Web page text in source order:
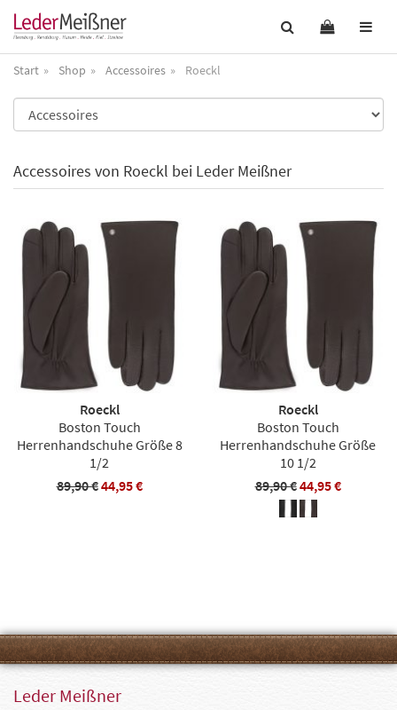
Start Shop Accessoires Roeckl
Accessoires von Roeckl bei Leder Meißner
Roeckl
Boston Touch
Herrenhandschuhe Größe 8
1/2
89,90 €44,95 €
Roeckl
Boston Touch
Herrenhandschuhe Größe
10 1/2
89,90 €44,95 €
Leder Meißner